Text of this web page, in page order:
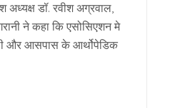
डॉ. रवीश अग्रवाल,
ने कहा कि एसोसिएशन मे
और आसपास के आर्थोपेडिक